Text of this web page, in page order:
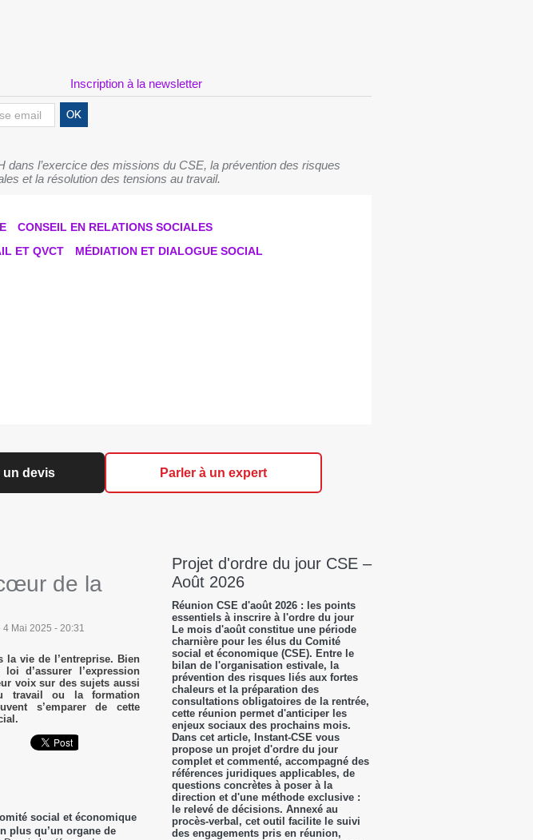
Inscription à la newsletter
l’exercice des missions du CSE, la prévention des risques
et la résolution des tensions au travail.
CONSEIL EN RELATIONS SOCIALES
ET QVCT
MÉDIATION ET DIALOGUE SOCIAL
un devis Parler à un expert
de la
Mai 2025 - 20:31
la vie de l’entreprise. Bien
d’assurer l’expression
voix sur des sujets aussi
travail ou la formation
s’emparer de cette
social et économique
plus qu’un organe de
Projet d'ordre du jour CSE –
Août 2026
Réunion CSE d'août 2026 : les points
essentiels à inscrire à l'ordre du jour
Le mois d'août constitue une période
charnière pour les élus du Comité
social et économique (CSE). Entre le
bilan de l'organisation estivale, la
prévention des risques liés aux fortes
chaleurs et la préparation des
consultations obligatoires de la rentrée,
cette réunion permet d'anticiper les
enjeux sociaux des prochains mois.
Dans cet article, Instant-CSE vous
propose un projet d'ordre du jour
complet et commenté, accompagné des
références juridiques applicables, de
questions concrètes à poser à la
direction et d'une méthode exclusive :
le relevé de décisions. Annexé au
procès-verbal, cet outil facilite le suivi
des engagements pris en réunion,